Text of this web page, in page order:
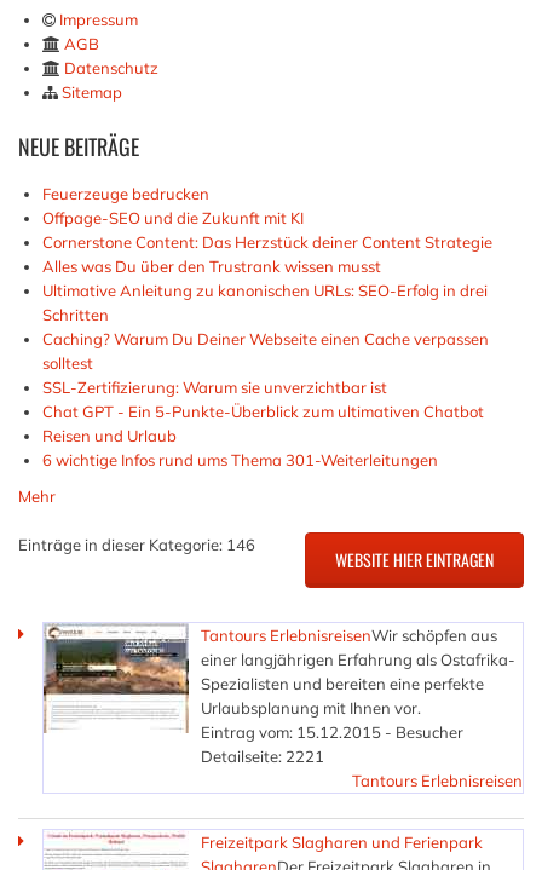
Impressum
AGB
Datenschutz
Sitemap
NEUEBEITRÄGE
Feuerzeuge bedrucken
Offpage-SEO und die Zukunft mit KI
Cornerstone Content: Das Herzstück deiner Content Strategie
Alles was Du über den Trustrank wissen musst
Ultimative Anleitung zu kanonischen URLs: SEO-Erfolg in drei
Schritten
Caching? Warum Du Deiner Webseite einen Cache verpassen
solltest
SSL-Zertifizierung: Warum sie unverzichtbar ist
Chat GPT - Ein 5-Punkte-Überblick zum ultimativen Chatbot
Reisen und Urlaub
6 wichtige Infos rund ums Thema 301-Weiterleitungen
Mehr
Einträge in dieser Kategorie: 146
Tantours ErlebnisreisenWir schöpfen aus
einer langjährigen Erfahrung als Ostafrika-
Spezialisten und bereiten eine perfekte
Urlaubsplanung mit Ihnen vor.
Eintrag vom: 15.12.2015 - Besucher
Detailseite: 2221
Tantours Erlebnisreisen
Freizeitpark Slagharen und Ferienpark
SlagharenDer Freizeitpark Slagharen in